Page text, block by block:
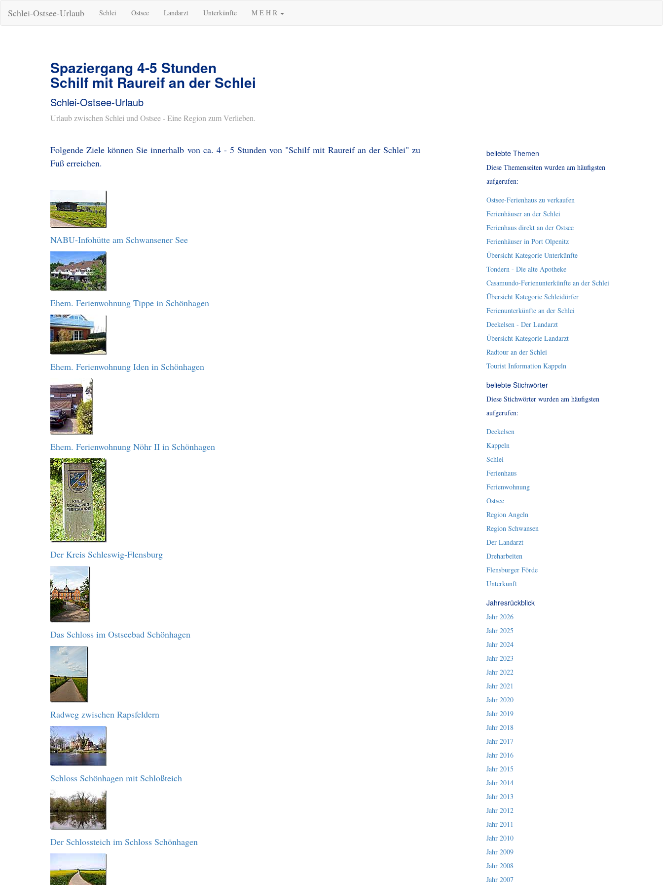
Schlei-Ostsee-Urlaub Schlei Ostsee Landarzt Unterkünfte M E H R
Spaziergang 4-5 Stunden
Schilf mit Raureif an der Schlei
Schlei-Ostsee-Urlaub
Urlaub zwischen Schlei und Ostsee - Eine Region zum Verlieben.
Folgende Ziele können Sie innerhalb von ca. 4 - 5 Stunden von "Schilf mit Raureif an der Schlei" zu
Fuß erreichen.
NABU-Infohütte am Schwansener See
Ehem. Ferienwohnung Tippe in Schönhagen
Ehem. Ferienwohnung Iden in Schönhagen
Ehem. Ferienwohnung Nöhr II in Schönhagen
Der Kreis Schleswig-Flensburg
Das Schloss im Ostseebad Schönhagen
Radweg zwischen Rapsfeldern
Schloss Schönhagen mit Schloßteich
Der Schlossteich im Schloss Schönhagen
beliebte Themen
Diese Themenseiten wurden am häufigsten
aufgerufen:
Ostsee-Ferienhaus zu verkaufen
Ferienhäuser an der Schlei
Ferienhaus direkt an der Ostsee
Ferienhäuser in Port Olpenitz
Übersicht Kategorie Unterkünfte
Tondern - Die alte Apotheke
Casamundo-Ferienunterkünfte an der Schlei
Übersicht Kategorie Schleidörfer
Ferienunterkünfte an der Schlei
Deekelsen - Der Landarzt
Übersicht Kategorie Landarzt
Radtour an der Schlei
Tourist Information Kappeln
beliebte Stichwörter
Diese Stichwörter wurden am häufigsten
aufgerufen:
Deekelsen
Kappeln
Schlei
Ferienhaus
Ferienwohnung
Ostsee
Region Angeln
Region Schwansen
Der Landarzt
Dreharbeiten
Flensburger Förde
Unterkunft
Jahresrückblick
Jahr 2026
Jahr 2025
Jahr 2024
Jahr 2023
Jahr 2022
Jahr 2021
Jahr 2020
Jahr 2019
Jahr 2018
Jahr 2017
Jahr 2016
Jahr 2015
Jahr 2014
Jahr 2013
Jahr 2012
Jahr 2011
Jahr 2010
Jahr 2009
Jahr 2008
Jahr 2007